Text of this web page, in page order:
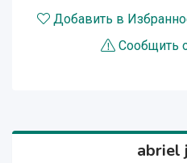
Добавить в
Сообщить
abriel